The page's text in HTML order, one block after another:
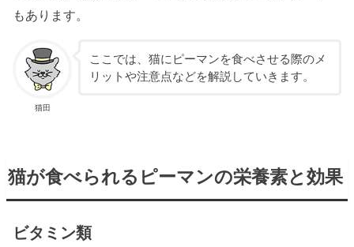
もあります。
猫田
ここでは、猫にピーマンを食べさせる際のメ
リットや注意点などを解説していきます。
猫が食べられるピーマンの栄養素と効果
ビタミン類